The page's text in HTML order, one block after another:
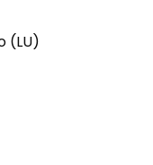
(LU)